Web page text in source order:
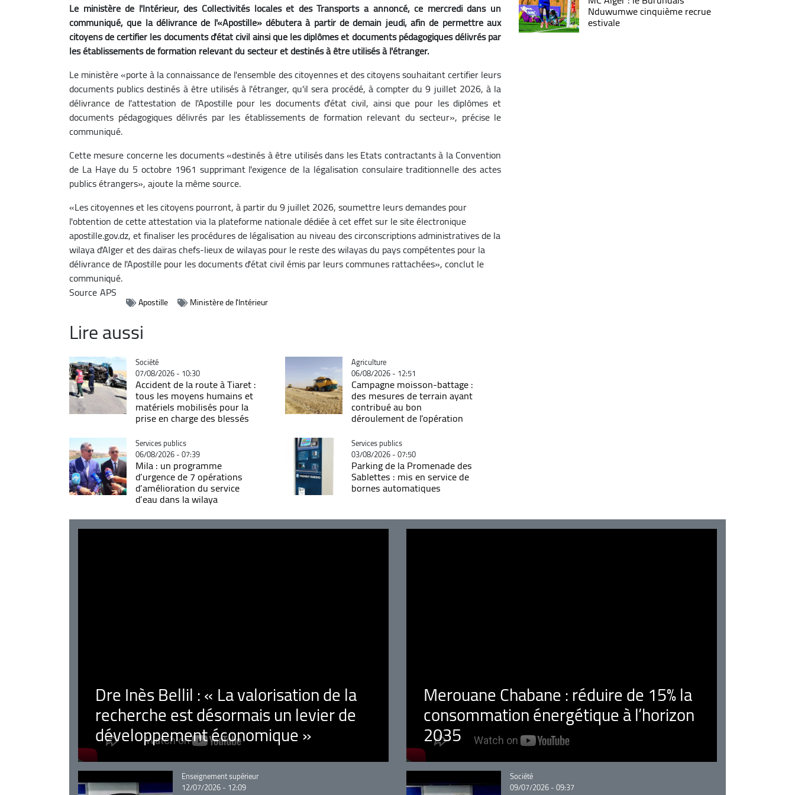
Le ministère de l'Intérieur, des Collectivités locales et des Transports a annoncé, ce mercredi dans un
communiqué, que la délivrance de l'«Apostille» débutera à partir de demain jeudi, afin de permettre aux
citoyens de certifier les documents d'état civil ainsi que les diplômes et documents pédagogiques délivrés par
les établissements de formation relevant du secteur et destinés à être utilisés à l'étranger.
Le ministère «porte à la connaissance de l'ensemble des citoyennes et des citoyens souhaitant certifier leurs
documents publics destinés à être utilisés à l'étranger, qu'il sera procédé, à compter du 9 juillet 2026, à la
délivrance de l'attestation de l'Apostille pour les documents d'état civil, ainsi que pour les diplômes et
documents pédagogiques délivrés par les établissements de formation relevant du secteur», précise le
communiqué.
Cette mesure concerne les documents «destinés à être utilisés dans les Etats contractants à la Convention
de La Haye du 5 octobre 1961 supprimant l'exigence de la légalisation consulaire traditionnelle des actes
publics étrangers», ajoute la même source.
«Les citoyennes et les citoyens pourront, à partir du 9 juillet 2026, soumettre leurs demandes pour
l'obtention de cette attestation via la plateforme nationale dédiée à cet effet sur le site électronique
apostille.gov.dz, et finaliser les procédures de légalisation au niveau des circonscriptions administratives de la
wilaya d'Alger et des daïras chefs-lieux de wilayas pour le reste des wilayas du pays compétentes pour la
délivrance de l'Apostille pour les documents d'état civil émis par leurs communes rattachées», conclut le
communiqué.
SourceAPS
Apostille Ministère de l'Intérieur
Lire aussi
Catégorie
Société
07/08/2026 - 10:30
Accident de la route à Tiaret :
tous les moyens humains et
matériels mobilisés pour la
prise en charge des blessés
Catégorie
Agriculture
06/08/2026 - 12:51
Campagne moisson-battage :
des mesures de terrain ayant
contribué au bon
déroulement de l'opération
Catégorie
Services publics
06/08/2026 - 07:39
Mila : un programme
d’urgence de 7 opérations
d’amélioration du service
d’eau dans la wilaya
Catégorie
Services publics
03/08/2026 - 07:50
Parking de la Promenade des
Sablettes : mis en service de
bornes automatiques
Nduwumwe cinquième recrue
estivale
Dre Inès Bellil : « La valorisation de la
recherche est désormais un levier de
développement économique »
Merouane Chabane : réduire de 15% la
consommation énergétique à l’horizon
2035
Catégorie
Enseignement supérieur
12/07/2026 - 12:09
Catégorie
Société
09/07/2026 - 09:37